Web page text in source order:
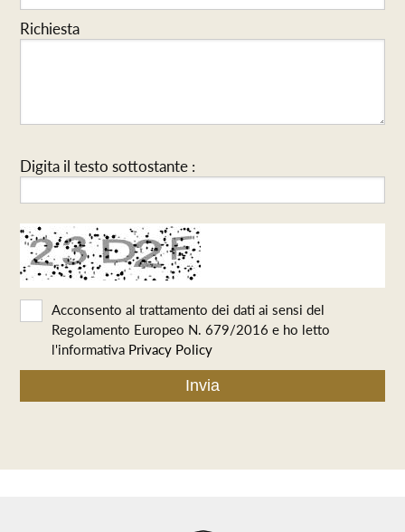
Richiesta
Digita il testo sottostante :
Acconsento al trattamento dei dati ai sensi del
Regolamento Europeo N. 679/2016 e ho letto
l'informativa Privacy Policy